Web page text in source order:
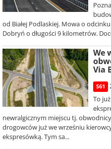
od Białej Podlaskiej. Mowa o
Dobryń o długości 9 kilometrów.
We
Via
S61
To
newralgicznym miejscu tj.
drogowców już we wrześniu
ekspresówką. Tym sa...